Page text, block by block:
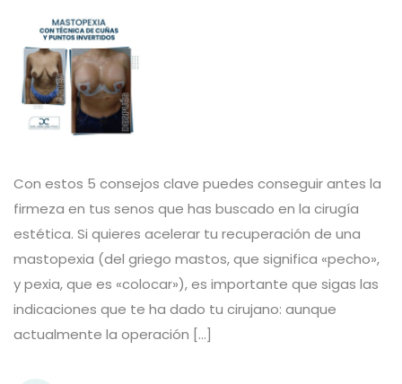
Con estos 5 consejos clave puedes conseguir antes la
firmeza en tus senos que has buscado en la cirugía
estética. Si quieres acelerar tu recuperación de una
mastopexia (del griego mastos, que significa «pecho»,
y pexia, que es «colocar»), es importante que sigas las
indicaciones que te ha dado tu cirujano: aunque
actualmente la operación […]